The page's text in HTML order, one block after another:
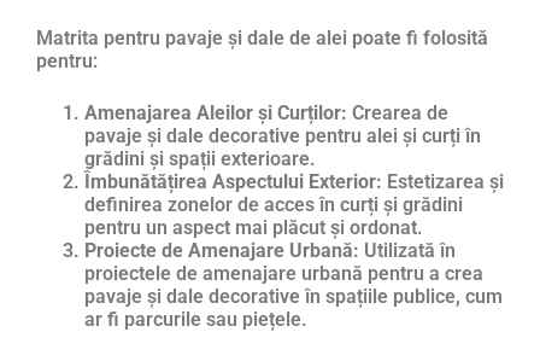
Matrita pentru pavaje și dale de alei poate fi folosită
pentru:
Amenajarea Aleilor și Curților: Crearea de
pavaje și dale decorative pentru alei și curți în
grădini și spații exterioare.
Îmbunătățirea Aspectului Exterior: Estetizarea și
definirea zonelor de acces în curți și grădini
pentru un aspect mai plăcut și ordonat.
Proiecte de Amenajare Urbană: Utilizată în
proiectele de amenajare urbană pentru a crea
pavaje și dale decorative în spațiile publice, cum
ar fi parcurile sau piețele.